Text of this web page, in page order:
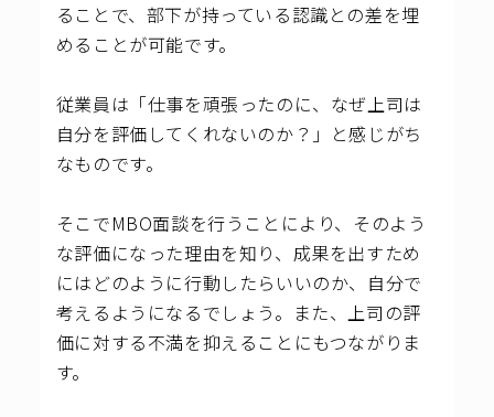
ることで、部下が持っている認識との差を埋
めることが可能です。
従業員は「仕事を頑張ったのに、なぜ上司は
自分を評価してくれないのか？」と感じがち
なものです。
そこでMBO面談を行うことにより、そのよう
な評価になった理由を知り、成果を出すため
にはどのように行動したらいいのか、自分で
考えるようになるでしょう。また、上司の評
価に対する不満を抑えることにもつながりま
す。